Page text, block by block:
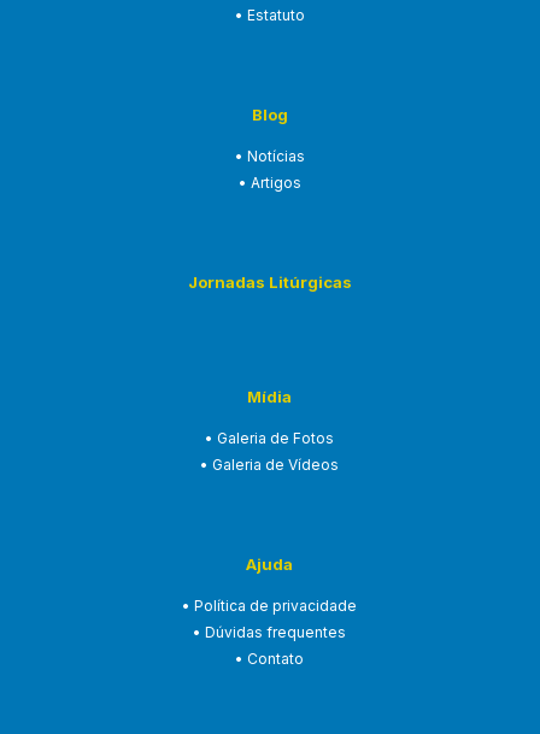
• Estatuto
Blog
• Notícias
• Artigos
Jornadas Litúrgicas
Mídia
• Galeria de Fotos
• Galeria de Vídeos
Ajuda
• Política de privacidade
• Dúvidas frequentes
• Contato